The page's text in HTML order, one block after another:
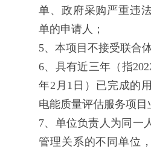
单、政府采购严重违
单的申请人；
5、本项目不接受联合
6、具有近三年（指
年2月1日）已完成的
电能质量评估服务项目
7、单位负责人为同一
管理关系的不同单位